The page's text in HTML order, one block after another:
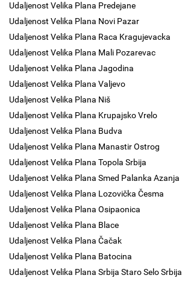
Udaljenost Velika Plana Predejane
Udaljenost Velika Plana Novi Pazar
Udaljenost Velika Plana Raca Kragujevacka
Udaljenost Velika Plana Mali Pozarevac
Udaljenost Velika Plana Jagodina
Udaljenost Velika Plana Valjevo
Udaljenost Velika Plana Niš
Udaljenost Velika Plana Krupajsko Vrelo
Udaljenost Velika Plana Budva
Udaljenost Velika Plana Manastir Ostrog
Udaljenost Velika Plana Topola Srbija
Udaljenost Velika Plana Smed Palanka Azanja
Udaljenost Velika Plana Lozovička Česma
Udaljenost Velika Plana Osipaonica
Udaljenost Velika Plana Blace
Udaljenost Velika Plana Čačak
Udaljenost Velika Plana Batocina
Udaljenost Velika Plana Srbija Staro Selo Srbija